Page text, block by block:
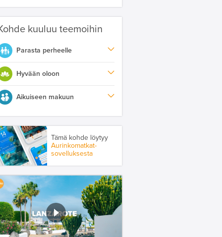
kuuluu teemoihin
Parasta perheelle
Hyvään oloon
Aikuiseen makuun
Tämä kohde löytyy
Aurinkomatkat-
sovelluksesta